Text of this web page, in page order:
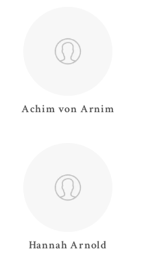
Achim von Arnim
HannahArnold